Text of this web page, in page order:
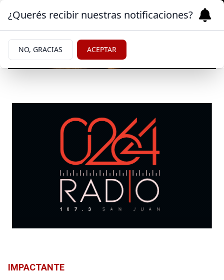
IMPACTANTE
¿Querés recibir nuestras notificaciones?
NO, GRACIAS ACEPTAR